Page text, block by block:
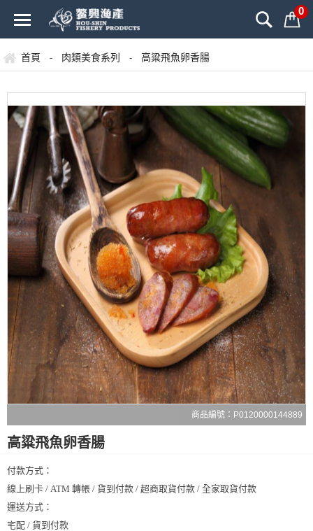
0
首頁 - 肉類美食系列 - 高粱飛魚卵香腸
商品編號：P0120000144889
高粱飛魚卵香腸
付款方式：
線上刷卡 / ATM 轉帳 / 貨到付款 / 超商取貨付款 / 全家取貨付款
運送方式：
宅配 / 貨到付款